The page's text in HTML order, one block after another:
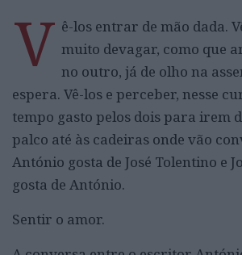
V ê-los entrar de mão dada.
muito devagar, como que
no outro, já de olho na
espera. Vê-los e perceber, nesse
tempo gasto pelos dois para irem
palco até às cadeiras onde vão
António gosta de José Tolentino e
gosta de António.
Sentir o amor.